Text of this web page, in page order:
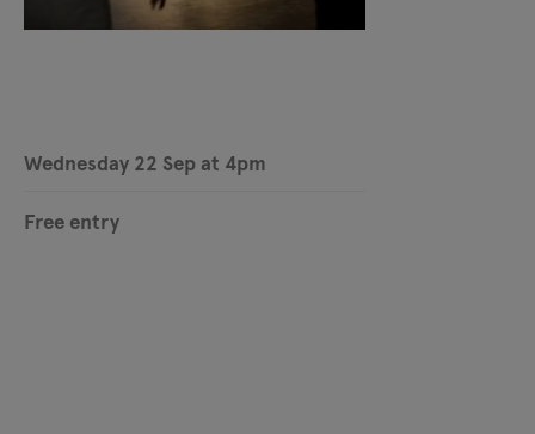
Wednesday 22 Sep at 4pm
Free entry